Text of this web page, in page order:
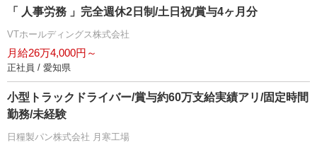
「 人事労務 」完全週休2日制/土日祝/賞与4ヶ月分
VTホールディングス株式会社
月給26万4,000円～
正社員 / 愛知県
小型トラックドライバー/賞与約60万支給実績アリ/固定時間
勤務/未経験
日糧製パン株式会社 月寒工場